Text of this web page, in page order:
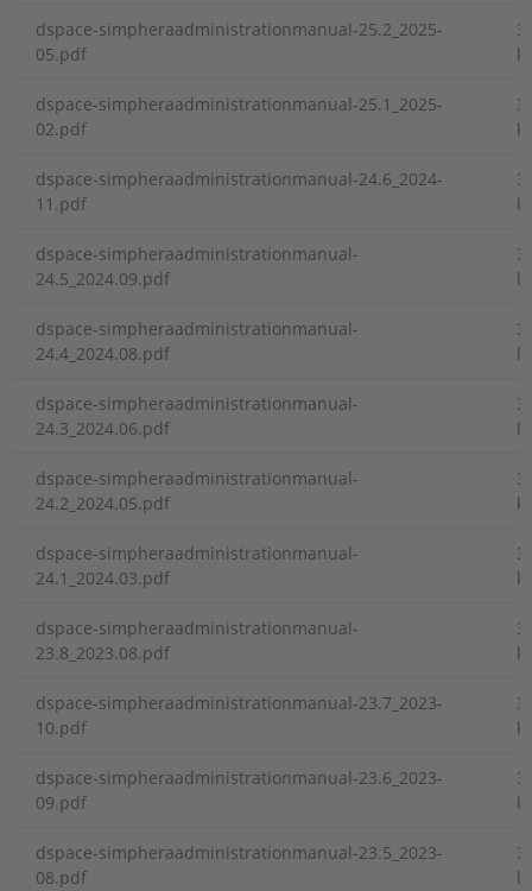
dspace-simpheraadministrationmanual-25.2_2025-
05.pdf
dspace-simpheraadministrationmanual-25.1_2025-
02.pdf
dspace-simpheraadministrationmanual-24.6_2024-
11.pdf
dspace-simpheraadministrationmanual-
24.5_2024.09.pdf
dspace-simpheraadministrationmanual-
24.4_2024.08.pdf
dspace-simpheraadministrationmanual-
24.3_2024.06.pdf
dspace-simpheraadministrationmanual-
24.2_2024.05.pdf
dspace-simpheraadministrationmanual-
24.1_2024.03.pdf
dspace-simpheraadministrationmanual-
23.8_2023.08.pdf
dspace-simpheraadministrationmanual-23.7_2023-
10.pdf
dspace-simpheraadministrationmanual-23.6_2023-
09.pdf
dspace-simpheraadministrationmanual-23.5_2023-
08.pdf